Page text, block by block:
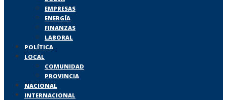
EMPRESAS
ENERGÍA
FINANZAS
LABORAL
POLÍTICA
LOCAL
COMUNIDAD
PROVINCIA
NACIONAL
INTERNACIONAL